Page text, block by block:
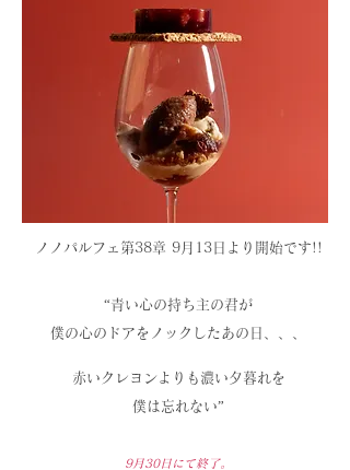
ノノパルフェ第38章 9月13日より開始です!!
“青い心の持ち主の君が
僕の心のドアをノックしたあの日、、、
赤いクレヨンよりも濃い夕暮れを
僕は忘れない”
9月30日にて終了。